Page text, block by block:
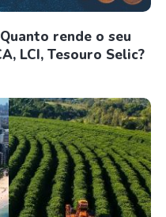
rende o seu
LCI, Tesouro Selic?